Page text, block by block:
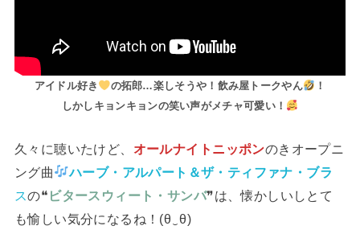
アイドル好き の拓郎…楽しそうや！飲み屋トークやん
！
しかしキョンキョンの笑い声がメチャ可愛い！
久々に聴いたけど、 オールナイトニッポンのきオープニ
ング曲
ハーブ・アルパート＆ザ・ティファナ・ブラ
スの❝ ビタースウィート・サンバ❞は、懐かしいしとて
も愉しい気分になるね！(⁠θ⁠‿⁠θ⁠)